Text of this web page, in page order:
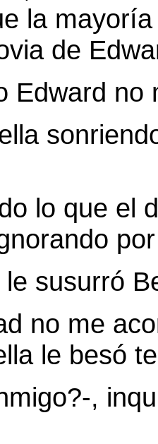
la
de
no
lo que el
susurró
no me
le besó
,